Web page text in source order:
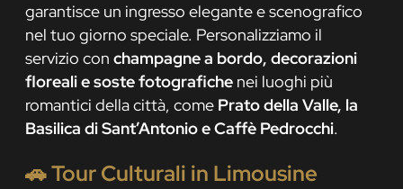
garantisce un ingresso elegante e scenografico
nel tuo giorno speciale. Personalizziamo il
servizio con champagne a bordo, decorazioni
floreali e soste fotografiche nei luoghi più
romantici della città, come Prato della Valle, la
Basilica di Sant’Antonio e Caffè Pedrocchi.
🚗Tour Culturali in Limousine